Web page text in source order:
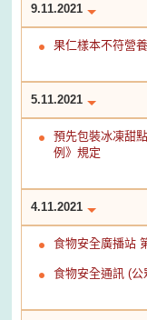
9.11.2021
果仁樣本不符營
5.11.2021
預先包裝冰凍甜
例》規定
4.11.2021
食物安全廣播站
食物安全通訊 (公